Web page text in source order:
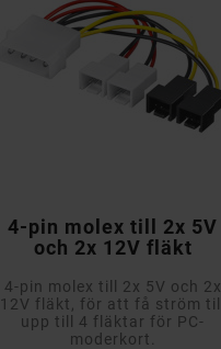
4-pin molex till 2x 5V
och 2x 12V fläkt
4-pin molex till 2x 5V och 2x
12V fläkt, för att få ström till
upp till 4 fläktar för PC-
moderkort.